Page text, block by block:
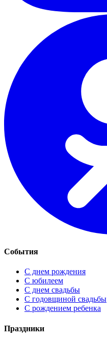
События
С днем рождения
С юбилеем
С днем свадьбы
С годовщиной свадьбы
С рождением ребенка
Праздники